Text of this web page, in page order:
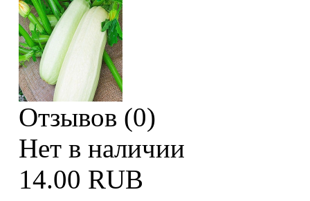
Отзывов (0)
Нет в наличии
14.00 RUB